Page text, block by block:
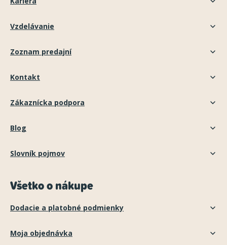
Vzdelávanie
Zoznam predajní
Kontakt
Zákaznícka podpora
Blog
Slovník pojmov
Všetko o nákupe
Dodacie a platobné podmienky
Moja objednávka